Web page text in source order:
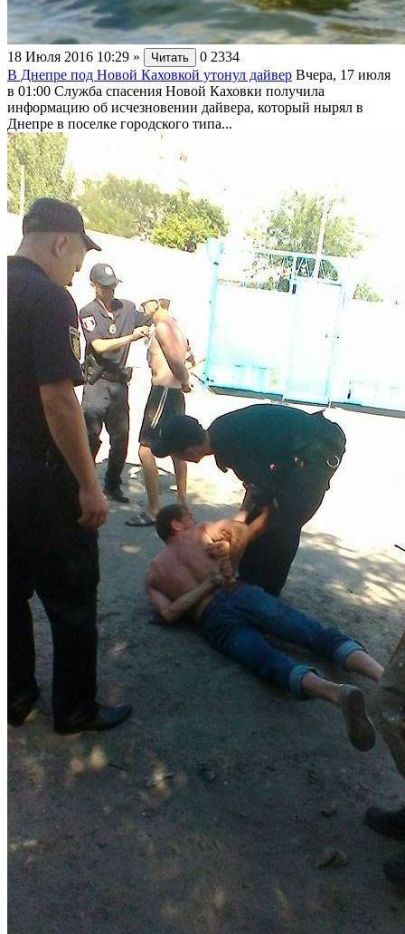
18 Июля 2016 10:29 » Читать 0 2334
В Днепре под Новой Каховкой утонул дайвер Вчера, 17 июля
в 01:00 Служба спасения Новой Каховки получила
информацию об исчезновении дайвера, который нырял в
Днепре в поселке городского типа...